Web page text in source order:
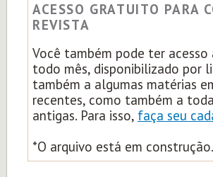
ACESSO GRATUITO PARA
REVISTA
Você também pode ter
todo mês, disponibilizado por
também a algumas matérias
recentes, como também a
antigas. Para isso, faça seu
*O arquivo está em construção.